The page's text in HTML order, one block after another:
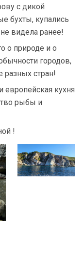
с дикой
бухты, купались
видела ранее!
о природе и о
городов,
стран!
европейская кухня
рыбы и
!